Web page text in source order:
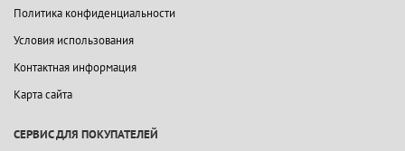
Политика конфиденциальности
Условия использования
Контактная информация
Карта сайта
СЕРВИС ДЛЯ ПОКУПАТЕЛЕЙ